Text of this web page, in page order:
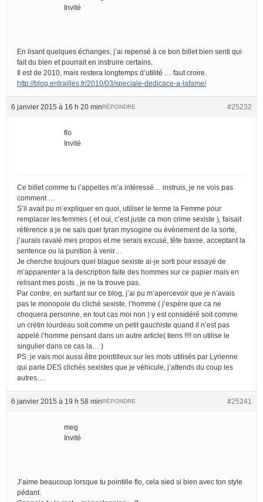
Invité
En lisant quelques échanges, j’ai repensé à ce bon billet bien senti qui
fait du bien et pourrait en instruire certains.
Il est de 2010, mais restera longtemps d’utilité … faut croire.
http://blog.entrailles.fr/2010/03/speciale-dedicace-a-lafame/
6 janvier 2015 à 16 h 20 min #25232
RÉPONDRE
flo
Invité
Ce billet comme tu l’appelles m’a intéressé… instruis, je ne vois pas
comment …
S’il avait pu m’expliquer en quoi, utiliser le terme la Femme pour
remplacer les femmes ( et oui, c’est juste ca mon crime sexiste ), faisait
référence a je ne sais quel tyran mysogine ou évènement de la sorte,
j’aurais ravalé mes propos et me serais excusé, tête basse, acceptant la
sentence ou la punition à venir…
Je cherche toujours quel blague sexiste ai-je sorti pour essayé de
m’apparenter a la description faite des hommes sur ce papier mais en
relisant mes posts , je ne la trouve pas.
Par contre, en surfant sur ce blog, j’ai pu m’apercevoir que je n’avais
pas le monopole du cliché sexiste, l’homme ( j’espère que ca ne
choquera personne, en tout cas moi non ) y est considéré soit comme
un crétin lourdeau soit comme un petit gauchiste quand il n’est pas
appelé l’homme pensant dans un autre article( tiens !!!! on utilise le
singulier dans ce cas la… )
PS: je vais moi aussi être pointilleux sur les mots utilisés par Lyrienne
qui parle DES clichés sexistes que je véhicule, j’attends du coup les
autres….
6 janvier 2015 à 19 h 58 min #25241
RÉPONDRE
meg
Invité
J’aime beaucoup lorsque tu pointille flo, cela sied si bien avec ton style
pédant.